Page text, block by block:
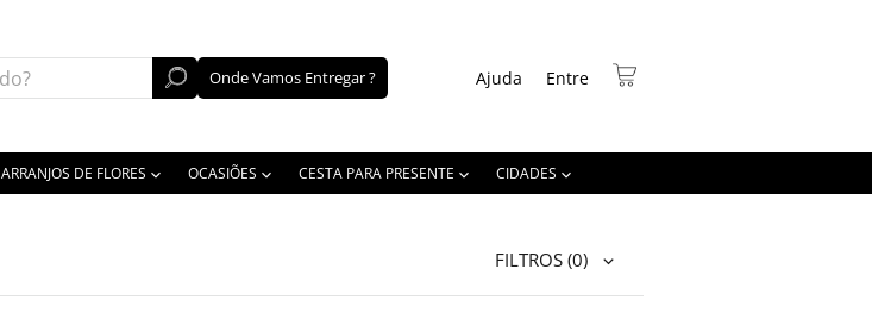
Onde Vamos Entregar ? Entre
Ajuda
ARRANJOS DE FLORES OCASIÕES CESTA PARA PRESENTE CIDADES
FILTROS (0)